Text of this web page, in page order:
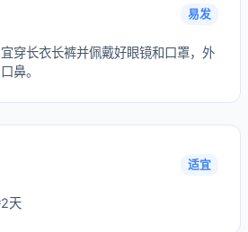
易发
穿长衣长裤并佩戴好眼镜和口罩，外
鼻。
适宜
天